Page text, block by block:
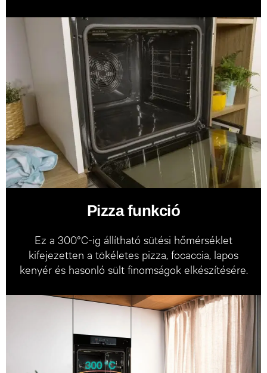
Pizza funkció
Ez a 300°C-ig állítható sütési hőmérséklet
kifejezetten a tökéletes pizza, focaccia, lapos
kenyér és hasonló sült finomságok elkészítésére.